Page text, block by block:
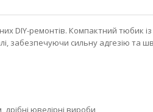
DIY-ремонтів. Компактний тюбик
забезпечуючи сильну адгезію та
ювелірні вироби